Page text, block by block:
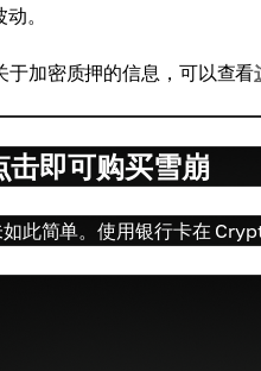
。
于加密质押的信息，可以查看
击即可购买雪崩
此简单。使用银行卡在